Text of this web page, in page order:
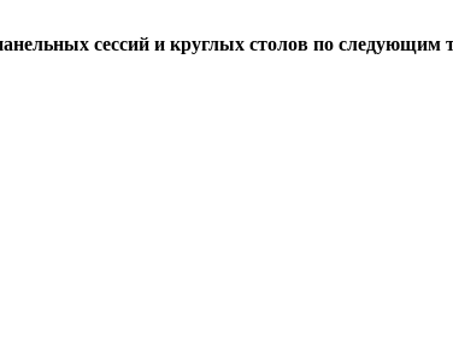
сессий и круглых столов по следующим